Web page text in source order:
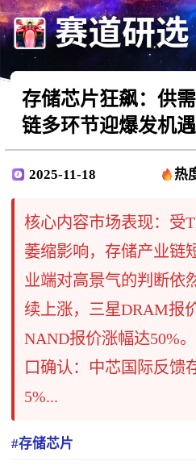
存储芯片狂飙：供
链多环节迎爆发机遇
2025-11-18 热
核心内容市场表现：受
萎缩影响，存储产业链
业端对高景气的判断依
续上涨，三星DRAM报
NAND报价涨幅达50%
口确认：中芯国际反馈
5%...
#存储芯片